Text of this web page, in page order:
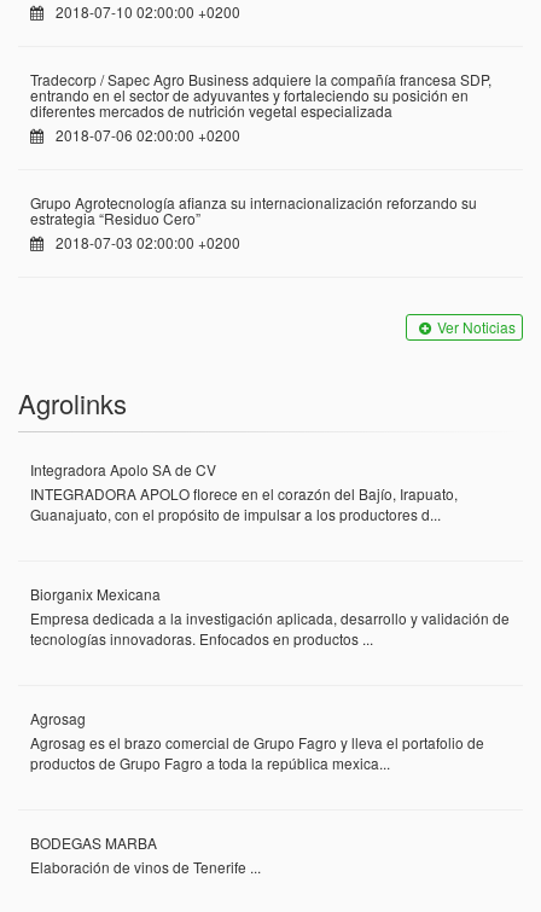
2018-07-10 02:00:00 +0200
Tradecorp / Sapec Agro Business adquiere la compañía francesa SDP,
entrando en el sector de adyuvantes y fortaleciendo su posición en
diferentes mercados de nutrición vegetal especializada
2018-07-06 02:00:00 +0200
Grupo Agrotecnología afianza su internacionalización reforzando su
estrategia “Residuo Cero”
2018-07-03 02:00:00 +0200
Ver Noticias
Agrolinks
Integradora Apolo SA de CV
INTEGRADORA APOLO florece en el corazón del Bajío, Irapuato,
Guanajuato, con el propósito de impulsar a los productores d...
Biorganix Mexicana
Empresa dedicada a la investigación aplicada, desarrollo y validación de
tecnologías innovadoras. Enfocados en productos ...
Agrosag
Agrosag es el brazo comercial de Grupo Fagro y lleva el portafolio de
productos de Grupo Fagro a toda la república mexica...
BODEGAS MARBA
Elaboración de vinos de Tenerife ...